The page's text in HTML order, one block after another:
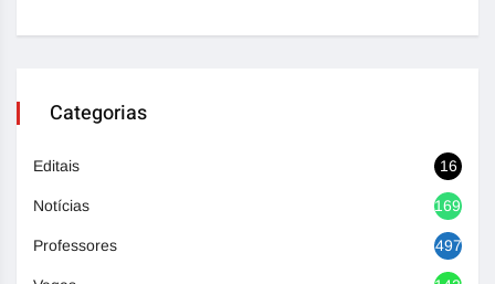
Categorias
Editais 16
Notícias 1692
Professores 497